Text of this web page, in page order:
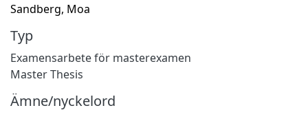
Sandberg, Moa
Typ
Examensarbete för masterexamen
Master Thesis
Ämne/nyckelord